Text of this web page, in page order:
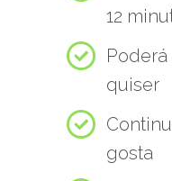
12
quiser
gosta